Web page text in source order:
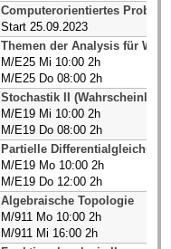
Computerorientiertes
Start 25.09.2023
Themen der Analysis für
M/E25 Mi 10:00 2h
M/E25 Do 08:00 2h
Stochastik II
M/E19 Mi 10:00 2h
M/E19 Do 08:00 2h
Partielle
M/E19 Mo 10:00 2h
M/E19 Do 12:00 2h
Algebraische Topologie
M/911 Mo 10:00 2h
M/911 Mi 16:00 2h